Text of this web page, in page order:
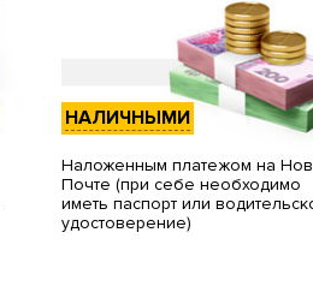
НАЛИЧНЫМИ
Наложенным платежом на
Почте (при себе необходимо
иметь паспорт или
удостоверение)